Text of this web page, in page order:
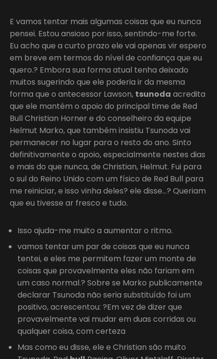
E vamos tentar mais algumas coisas que eu nunca
pensei. Estou ansioso por isso, sentindo-me forte.
Eu acho que a curto prazo ele vai apenas vir espero
em breve em termos do nível de confiança que eu
quero.? Embora sua forma atual tenha deixado
muitos sugerindo que ele poderia ir da mesma
forma que o antecessor Lawson, tsunoda acredita
que ele mantém o apoio do principal time de Red
Bull Christian Horner e do conselheiro da equipe
Helmut Marko, que também insistiu Tsunoda vai
permanecer no lugar para o resto do ano. Sinto
definitivamente o apoio, especialmente nestes dias
e mais do que nunca, de Christian, Helmut. Fui para
o sul do Reino Unido com um físico de Red Bull para
me reiniciar, e isso vinha deles? ele disse…? Queriam
que eu tivesse ar fresco e tudo.
Isso ajuda-me muito a aumentar o ritmo.
vamos tentar um par de coisas que eu nunca
tentei, e eles me permitem fazer um monte de
coisas que provavelmente eles não fariam em
um caso normal.? Sobre se Marko publicamente
declarar Tsunoda não seria substituído foi um
positivo, acrescentou: ?Em vez de dizer que
provavelmente vai mudar em duas corridas ou
qualquer coisa, com certeza
Mas como eu disse, ele e Christian são muito